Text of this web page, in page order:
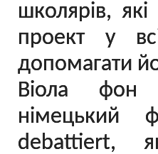
школярів,
проект у
допомагати
Віола
німецький
debattiert,